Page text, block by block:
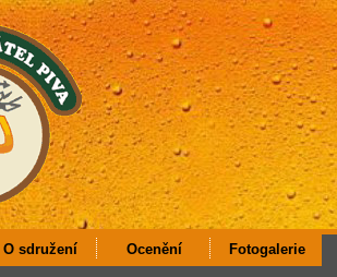
O sdružení Ocenění Fotogalerie